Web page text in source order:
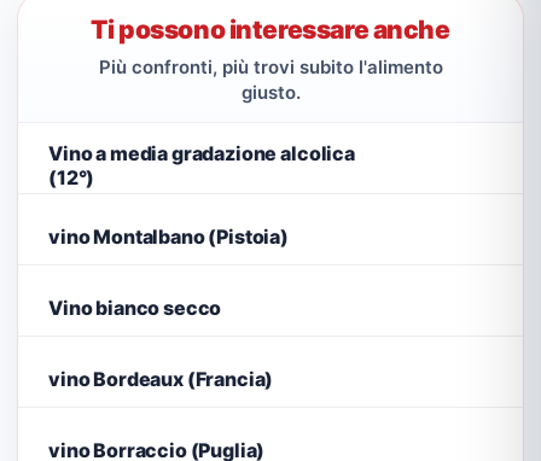
Ti possono interessare anche
Più confronti, più trovi subito l'alimento
giusto.
Vino a media gradazione alcolica
(12°)
vino Montalbano (Pistoia)
Vino bianco secco
vino Bordeaux (Francia)
vino Borraccio (Puglia)